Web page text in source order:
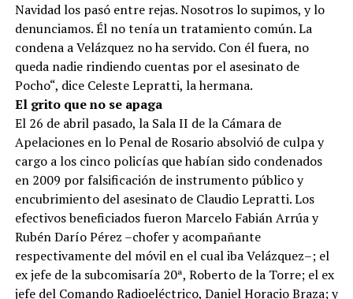
Navidad los pasó entre rejas. Nosotros lo supimos, y lo
denunciamos. Él no tenía un tratamiento común. La
condena a Velázquez no ha servido. Con él fuera, no
queda nadie rindiendo cuentas por el asesinato de
Pocho“, dice Celeste Lepratti, la hermana.
El grito que no se apaga
El 26 de abril pasado, la Sala II de la Cámara de
Apelaciones en lo Penal de Rosario absolvió de culpa y
cargo a los cinco policías que habían sido condenados
en 2009 por falsificación de instrumento público y
encubrimiento del asesinato de Claudio Lepratti. Los
efectivos beneficiados fueron Marcelo Fabián Arrúa y
Rubén Darío Pérez –chofer y acompañante
respectivamente del móvil en el cual iba Velázquez–; el
ex jefe de la subcomisaría 20ª, Roberto de la Torre; el ex
jefe del Comando Radioeléctrico, Daniel Horacio Braza; y